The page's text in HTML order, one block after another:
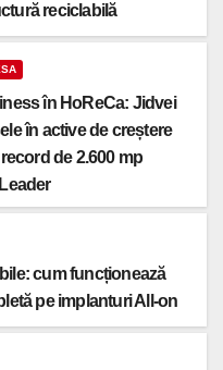
reciclabilă
în HoReCa: Jidvei
în active de creștere
de 2.600 mp
cum funcționează
pe implanturi All-on